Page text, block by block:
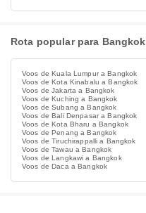
Rota popular para Bangkok
Voos de Kuala Lumpur a Bangkok
Voos de Kota Kinabalu a Bangkok
Voos de Jakarta a Bangkok
Voos de Kuching a Bangkok
Voos de Subang a Bangkok
Voos de Bali Denpasar a Bangkok
Voos de Kota Bharu a Bangkok
Voos de Penang a Bangkok
Voos de Tiruchirappalli a Bangkok
Voos de Tawau a Bangkok
Voos de Langkawi a Bangkok
Voos de Daca a Bangkok